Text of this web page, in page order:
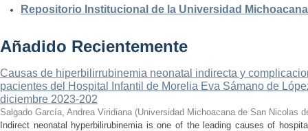
Repositorio Institucional de la Universidad
Añadido Recientemente
Causas de hiperbilirrubinemia neonatal indirecta y
pacientes del Hospital Infantil de Morelia Eva Sámano de
diciembre 2023-202
Salgado García, Andrea Viridiana (Universidad Michoacana de San Nicolas
Indirect neonatal hyperbilirubinemia is one of the leading causes of